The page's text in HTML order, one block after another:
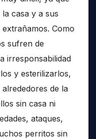
casa y a sus
Como
sufren de
irresponsabilidad
y esterilizarlos,
de la
sin casa ni
ataques,
perritos sin